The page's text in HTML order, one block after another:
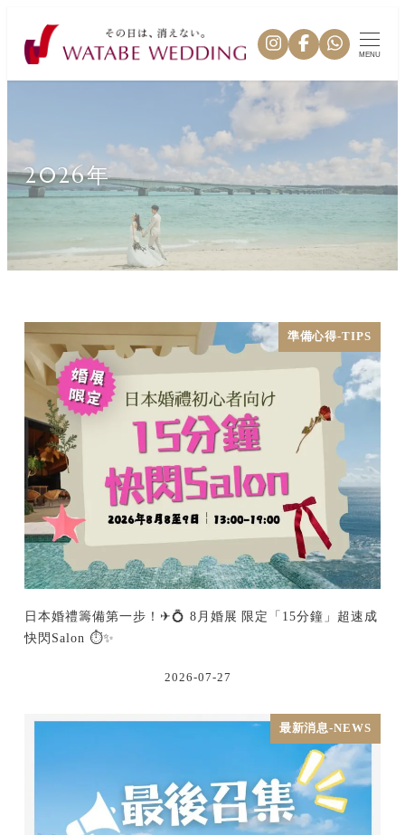
MENU
2026年
準備心得-TIPS
日本婚禮籌備第一步！✈💍 8月婚展 限定「15分鐘」超速成
快閃Salon ⏱️✨
2026-07-27
最新消息-NEWS